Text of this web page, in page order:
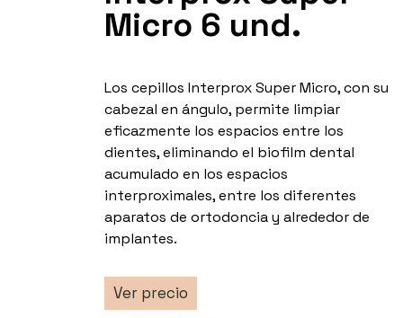
Micro 6 und.
Los cepillos Interprox Super Micro, con su
cabezal en ángulo, permite limpiar
eficazmente los espacios entre los
dientes, eliminando el biofilm dental
acumulado en los espacios
interproximales, entre los diferentes
aparatos de ortodoncia y alrededor de
implantes.
Ver precio